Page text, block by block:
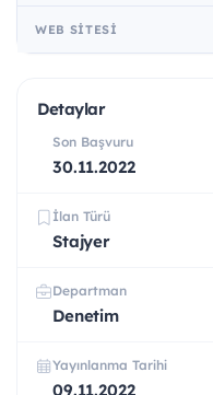
WEB SITESI
Detaylar
Son Başvuru
30.11.2022
İlan Türü
Stajyer
Departman
Denetim
Yayınlanma Tarihi
09.11.2022